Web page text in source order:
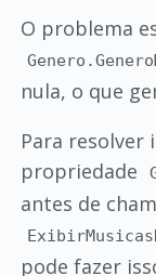
O problema
nula, o que
Para resolver
propriedade
antes de
pode fazer